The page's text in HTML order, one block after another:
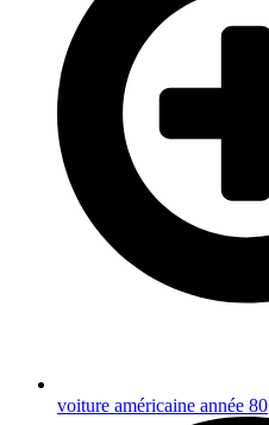
voiture américaine année 80